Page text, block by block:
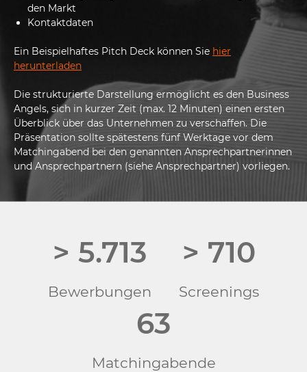
den Markt
Kontaktdaten
Ein Beispielhaftes Pitch Deck können Sie hier
herunterladen
Die strukturierte Darstellung ermöglicht es den Business
Angels, sich in kurzer Zeit (max. 12 Minuten) einen ersten
Überblick über das Unternehmen zu verschaffen. Die
Präsentation sollte spätestens fünf Werktage vor dem
Matchingabend bei den genannten Ansprechpartnerinnen
und Ansprechpartnern (siehe Ansprechpartner) vorliegen.
> 5.713
Bewerbungen
> 710
Screenings
63
Matchingabende